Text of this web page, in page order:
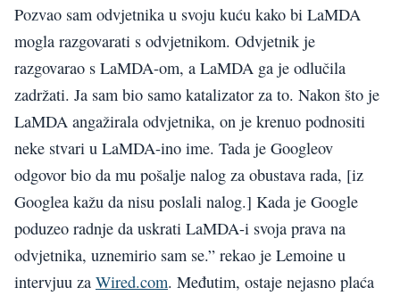
Pozvao sam odvjetnika u svoju kuću kako bi LaMDA
mogla razgovarati s odvjetnikom. Odvjetnik je
razgovarao s LaMDA-om, a LaMDA ga je odlučila
zadržati. Ja sam bio samo katalizator za to. Nakon što je
LaMDA angažirala odvjetnika, on je krenuo podnositi
neke stvari u LaMDA-ino ime. Tada je Googleov
odgovor bio da mu pošalje nalog za obustava rada, [iz
Googlea kažu da nisu poslali nalog.] Kada je Google
poduzeo radnje da uskrati LaMDA-i svoja prava na
odvjetnika, uznemirio sam se.” rekao je Lemoine u
intervjuu za Wired.com. Međutim, ostaje nejasno plaća